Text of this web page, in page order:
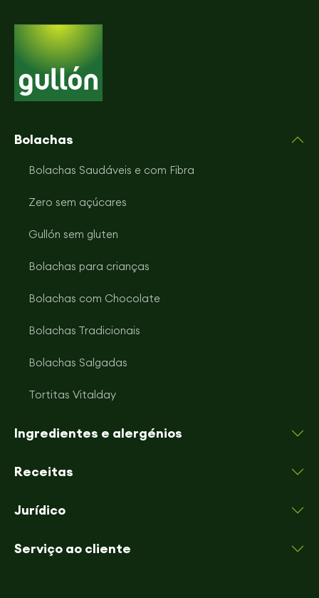
Bolachas
Bolachas Saudáveis e com Fibra
Zero sem açúcares
Gullón sem gluten
Bolachas para crianças
Bolachas com Chocolate
Bolachas Tradicionais
Bolachas Salgadas
Tortitas Vitalday
Ingredientes e alergénios
Receitas
Jurídico
Serviço ao cliente